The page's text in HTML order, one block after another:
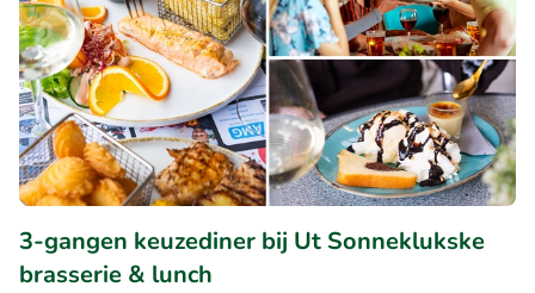
3-gangen keuzediner bij Ut Sonneklukske
brasserie & lunch